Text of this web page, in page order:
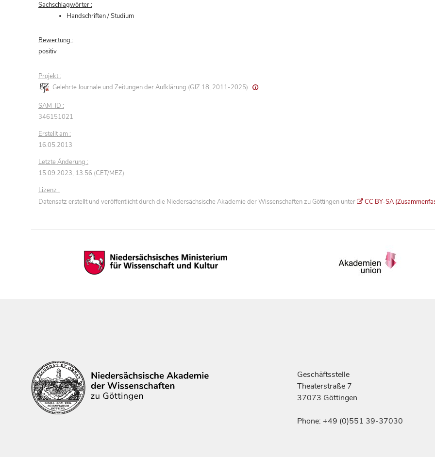
Sachschlagwörter :
Handschriften / Studium
Bewertung :
positiv
Projekt :
Gelehrte Journale und Zeitungen der Aufklärung (GJZ 18, 2011-2025)
SAM-ID :
346151021
Erstellt am :
16.05.2013
Letzte Änderung :
15.09.2023, 13:56 (CET/MEZ)
Lizenz :
Datensatz erstellt und veröffentlicht durch die Niedersächsische Akademie der Wissenschaften zu Göttingen unter
CC BY-SA
Geschäftsstelle
Theaterstraße 7
37073 Göttingen
Phone: +49 (0)551 39-37030